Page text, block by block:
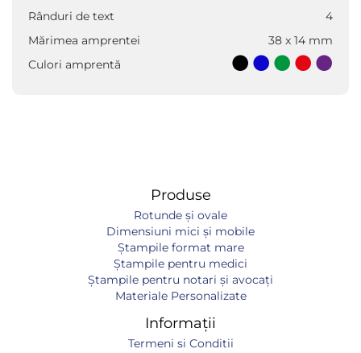
Rânduri de text
4
Mărimea amprentei
38 x 14 mm
Culori amprentă
Produse
Rotunde și ovale
Dimensiuni mici și mobile
Ștampile format mare
Ștampile pentru medici
Ștampile pentru notari și avocați
Materiale Personalizate
Informații
Termeni si Conditii